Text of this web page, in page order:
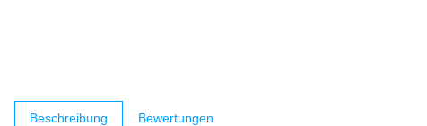
Beschreibung Bewertungen